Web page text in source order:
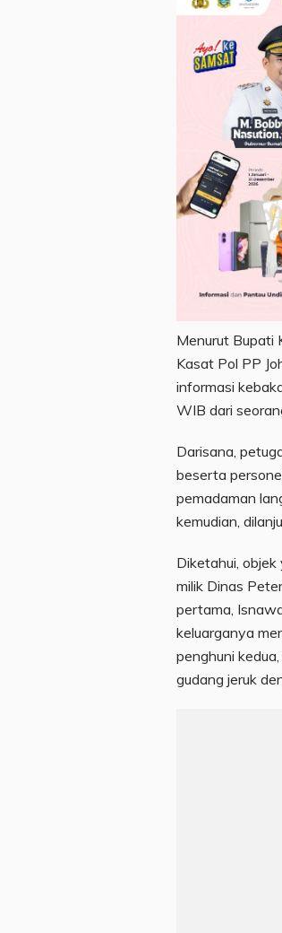
Menurut Bupati
Kasat Pol PP
informasi
WIB dari
Darisana,
beserta
pemadaman
kemudian,
Diketahui,
milik Dinas
pertama,
keluarganya
penghuni
gudang jeruk